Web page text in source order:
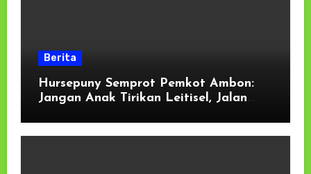
Berita
Hursepuny Semprot Pemkot Ambon:
Jangan Anak Tirikan Leitisel, Jalan